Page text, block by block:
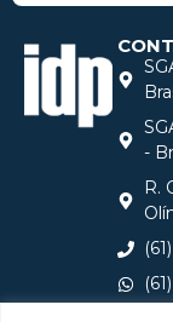
-
R.